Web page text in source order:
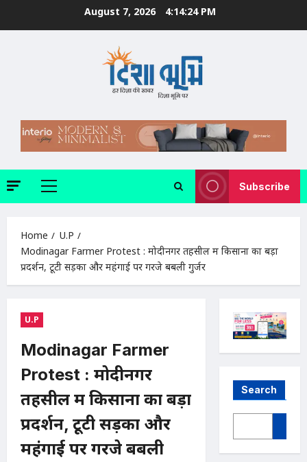
August 7, 2026 4:14:26 PM
Primary
Subscribe
Home
U.P
Modinagar Farmer Protest : मोदीनगर तहसील में किसानों का बड़ा
प्रदर्शन, टूटी सड़कों और महंगाई पर गरजे बबली गुर्जर
U.P
Modinagar Farmer
Protest : मोदीनगर
तहसील में किसानों का बड़ा
प्रदर्शन, टूटी सड़कों और
महंगाई पर गरजे बबली
Search